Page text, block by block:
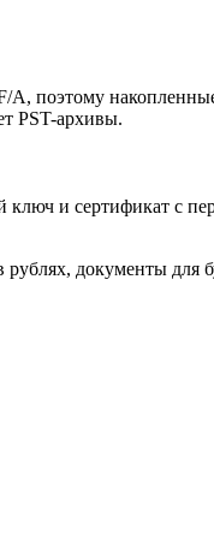
поэтому
PST-архивы.
и сертификат с
документы для